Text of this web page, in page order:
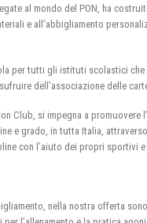
al mondo del PON, ha
e all’abbigliamento
per tutti gli istituti scolastici che
dell’associazione delle
Club, si impegna a promuovere
e grado, in tutta Italia,
con l’aiuto dei propri sportivi e
nella nostra offerta